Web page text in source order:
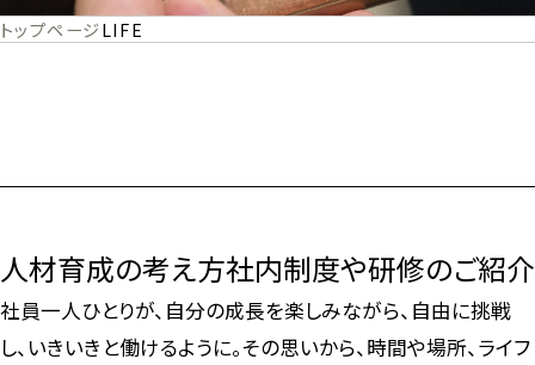
トップページLIFE
人材育成の考え方社内制度や研修のご紹介
社員一人ひとりが、自分の成長を楽しみながら、自由に挑戦
し、いきいきと働けるように。その思いから、時間や場所、ライフ